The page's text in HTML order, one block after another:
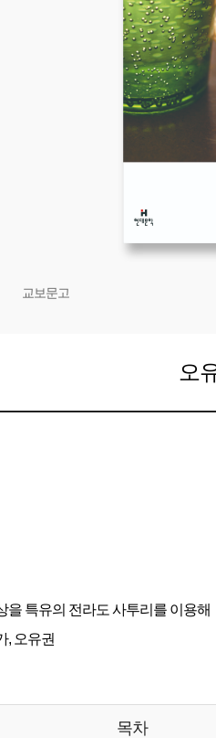
교보문고
오
을 특유의 전라도 사투리를 이용해
, 오유권
목차